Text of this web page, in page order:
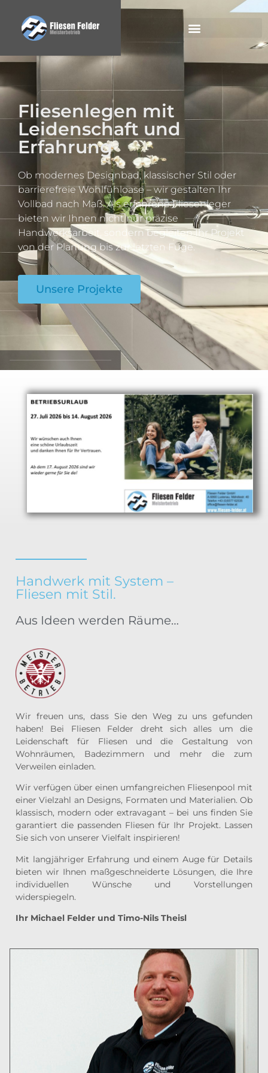
Fliesenlegen mit
Leidenschaft und
Erfahrung
Ob modernes Designbad, klassischer Stil oder
barrierefreie Wohlfühloase – wir gestalten Ihr
Vollbad nach Maß. Als erfahrene Fliesenleger
bieten wir Ihnen nicht nur präzise
Handwerksarbeit, sondern begleiten Ihr Projekt
von der Planung bis zur letzten Fuge.
Unsere Projekte
Handwerk mit System –
Fliesen mit Stil.
Aus Ideen werden Räume…
Wir freuen uns, dass Sie den Weg zu uns gefunden
haben! Bei Fliesen Felder dreht sich alles um die
Leidenschaft für Fliesen und die Gestaltung von
Wohnräumen, Badezimmern und mehr die zum
Verweilen einladen.
Wir verfügen über einen umfangreichen Fliesenpool mit
einer Vielzahl an Designs, Formaten und Materialien. Ob
klassisch, modern oder extravagant – bei uns finden Sie
garantiert die passenden Fliesen für Ihr Projekt. Lassen
Sie sich von unserer Vielfalt inspirieren!
Mit langjähriger Erfahrung und einem Auge für Details
bieten wir Ihnen maßgeschneiderte Lösungen, die Ihre
individuellen Wünsche und Vorstellungen
widerspiegeln.
Ihr Michael Felder und Timo-Nils Theisl